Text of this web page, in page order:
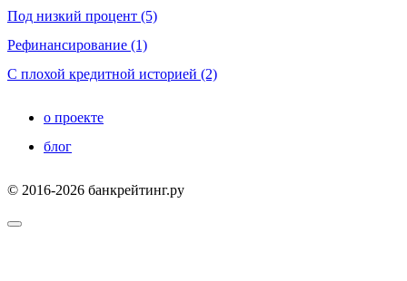
Под низкий процент (5)
Рефинансирование (1)
С плохой кредитной историей (2)
о проекте
блог
© 2016-2026 банкрейтинг.ру